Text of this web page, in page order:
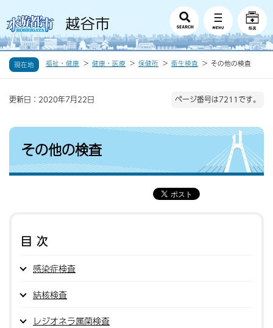
現在地 福祉・健康 健康・医療 保健所 衛生検査 その他の検査
更新日：2020年7月22日 ページ番号は7211です。
その他の検査
目次
感染症検査
結核検査
レジオネラ属菌検査